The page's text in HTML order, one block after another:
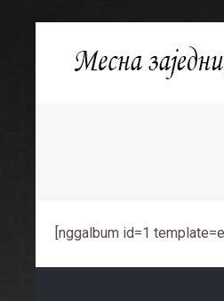
[nggalbum id=1